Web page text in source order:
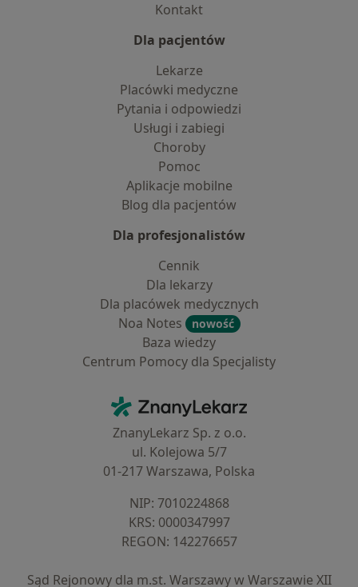
Kontakt
Dla pacjentów
Lekarze
Placówki medyczne
Pytania i odpowiedzi
Usługi i zabiegi
Choroby
Pomoc
Aplikacje mobilne
Blog dla pacjentów
Dla profesjonalistów
Cennik
Dla lekarzy
Dla placówek medycznych
Noa Notes
nowość
Baza wiedzy
Centrum Pomocy dla Specjalisty
ZnanyLekarz - Strona główna
ZnanyLekarz Sp. z o.o.
ul. Kolejowa 5/7
01-217 Warszawa, Polska
NIP: ⁠7010224868
KRS: ⁠0000347997
REGON: ⁠142276657
Sąd Rejonowy dla m.st. Warszawy w Warszawie XII